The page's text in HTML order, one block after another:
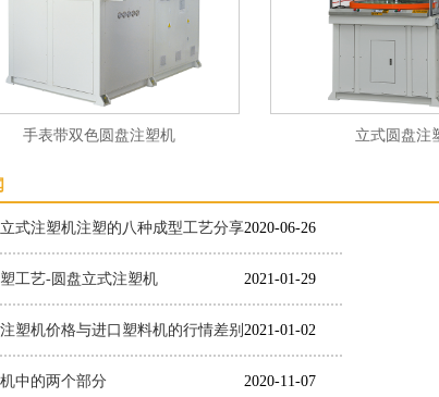
带双色圆盘注塑机 立式圆盘注塑机
式注塑机注塑的八种成型工艺分享2020-06-26
工艺-圆盘立式注塑机 2021-01-29
塑机价格与进口塑料机的行情差别 2021-01-02
中的两个部分 2020-11-07